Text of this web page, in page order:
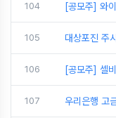
104 [공모주] 와
105 대상포진 주
106 [공모주] 셀
107 우리은행 고